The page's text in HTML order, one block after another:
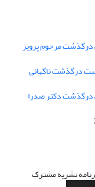
مرحوم پرویز
درگذشت ناگهانی
درگذشت دکتر صدرا
نشریه مشترک